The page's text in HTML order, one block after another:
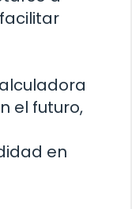
el futuro,
en